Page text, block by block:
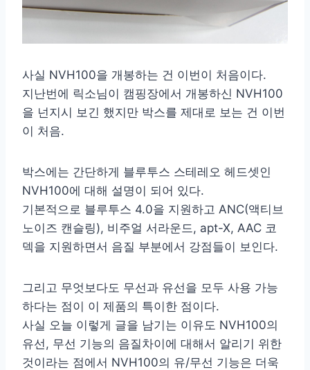
사실 NVH100을 개봉하는 건 이번이 처음이다.
지난번에 릭소님이 캠핑장에서 개봉하신 NVH100
을 넌지시 보긴 했지만 박스를 제대로 보는 건 이번
이 처음.
박스에는 간단하게 블루투스 스테레오 헤드셋인
NVH100에 대해 설명이 되어 있다.
기본적으로 블루투스 4.0을 지원하고 ANC(액티브
노이즈 캔슬링), 비주얼 서라운드, apt-X, AAC 코
덱을 지원하면서 음질 부분에서 강점들이 보인다.
그리고 무엇보다도 무선과 유선을 모두 사용 가능
하다는 점이 이 제품의 특이한 점이다.
사실 오늘 이렇게 글을 남기는 이유도 NVH100의
유선, 무선 기능의 음질차이에 대해서 알리기 위한
것이라는 점에서 NVH100의 유/무선 기능은 더욱